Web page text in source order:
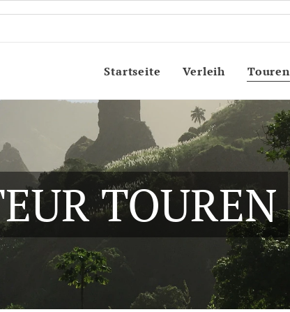
Startseite Verleih Touren
TOUREN